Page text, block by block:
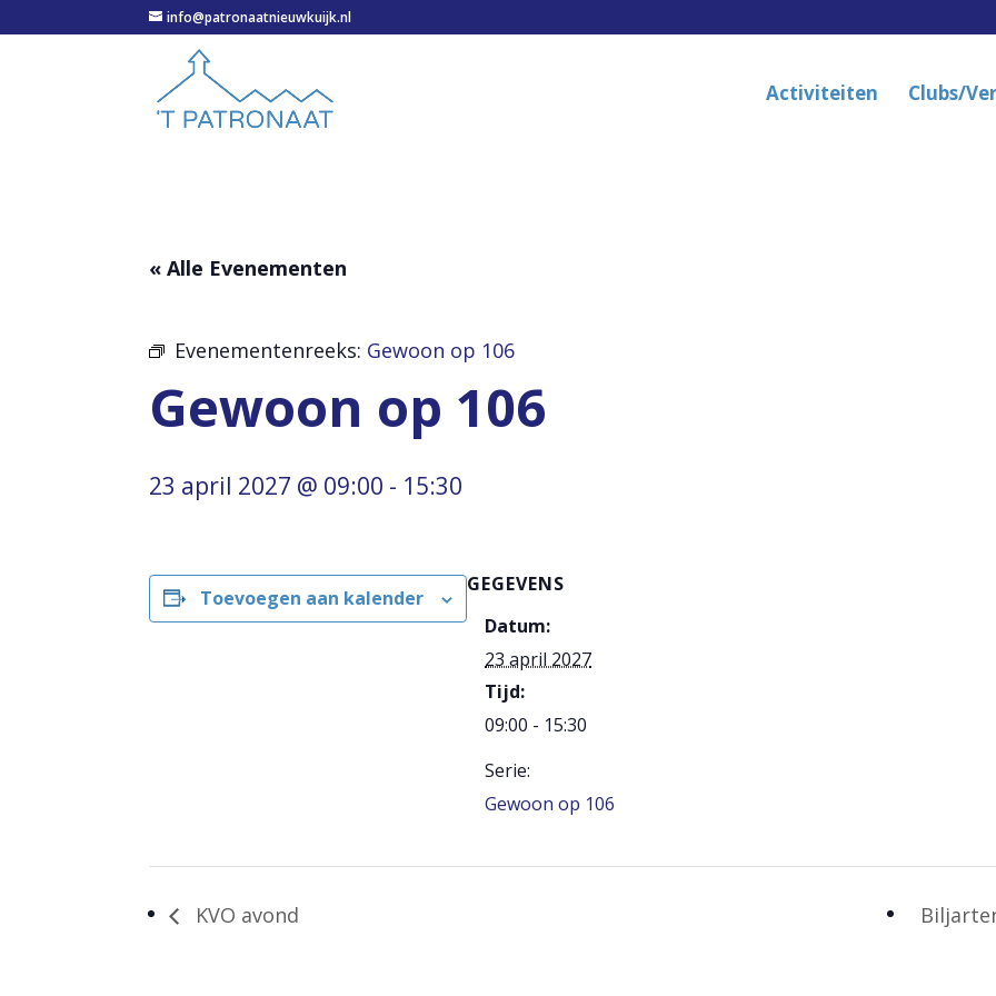
info@patronaatnieuwkuijk.nl
Activiteiten Clubs/
« Alle Evenementen
Evenementenreeks: Gewoon op 106
Gewoon op 106
23 april 2027 @ 09:00 - 15:30
Toevoegen aan kalender
GEGEVENS
Datum:
23 april 2027
Tijd:
09:00 - 15:30
Serie:
Gewoon op 106
KVO avond